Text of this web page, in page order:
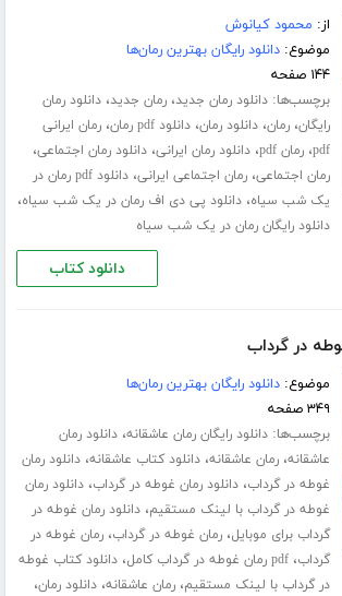
از: محمود کیانوش
موضوع:دانلود رایگان بهترین رمان‌ها
۱۴۴ صفحه
برچسب‌ها:دانلود رمان جدید،رمان جدید،دانلود رمان
رایگان،رمان،دانلود رمان،دانلود pdf رمان ،رمان ایرانی
pdf،رمان pdf ،دانلود رمان ایرانی،دانلود رمان اجتماعی،
رمان اجتماعی،رمان اجتماعی ایرانی،
دانلود pdf رمان در
یک شب سیاه،دانلود پی دی اف رمان در یک شب سیاه،
دانلود رایگان رمان در یک شب سیاه
دانلود کتاب
در گرداب
موضوع:دانلود رایگان بهترین رمان‌ها
۳۴۹ صفحه
برچسب‌ها:دانلود رایگان رمان عاشقانه،دانلود رمان
عاشقانه،رمان عاشقانه،دانلود کتاب عاشقانه،دانلود رمان
غوطه در گرداب،دانلود رمان غوطه در گرداب،دانلود رمان
غوطه در گرداب با لینک مستقیم،دانلود رمان غوطه در
گرداب برای موبایل،رمان غوطه در گرداب،رمان غوطه در
گرداب،pdf رمان غوطه در گرداب کامل ،دانلود کتاب غوطه
در گرداب با لینک مستقیم،رمان عاشقانه،دانلود رمان،